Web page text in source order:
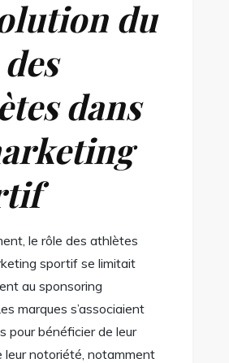
du
dans
le rôle des athlètes
sportif se limitait
au sponsoring
marques s’associaient
pour bénéficier de leur
leur notoriété, notamment